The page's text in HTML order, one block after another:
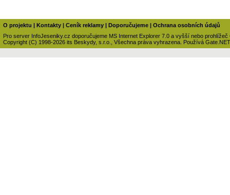
O projektu | Kontakty | Ceník reklamy | Doporučujeme | Ochrana osobních údajů
Pro server InfoJeseniky.cz doporučujeme MS Internet Explorer 7.0 a vyšší nebo prohlížeč
Copyright (C) 1998-2026 its Beskydy, s.r.o., Všechna práva vyhrazena. Používá